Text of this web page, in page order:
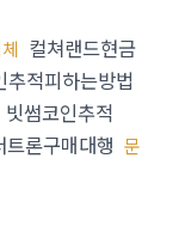
컬쳐랜드현금
추적피하는방법
빗썸코인추적
트론구매대행 문